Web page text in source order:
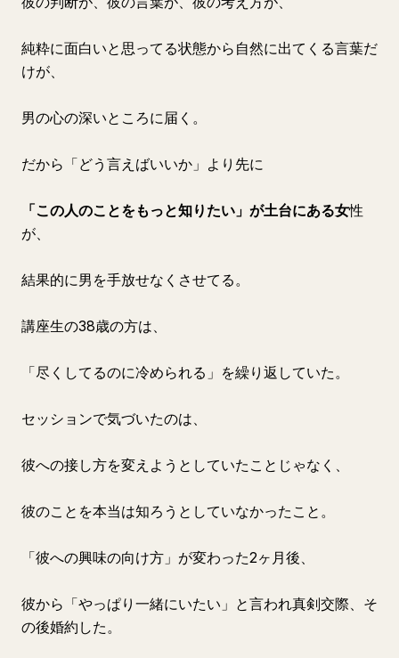
純粋に面白いと思ってる状態から自然に出てくる言葉だ
けが、
男の心の深いところに届く。
だから「どう言えばいいか」より先に
「この人のことをもっと知りたい」が土台にある女性
が、
結果的に男を手放せなくさせてる。
講座生の38歳の方は、
「尽くしてるのに冷められる」を繰り返していた。
セッションで気づいたのは、
彼への接し方を変えようとしていたことじゃなく、
彼のことを本当は知ろうとしていなかったこと。
「彼への興味の向け方」が変わった2ヶ月後、
彼から「やっぱり一緒にいたい」と言われ真剣交際、そ
の後婚約した。